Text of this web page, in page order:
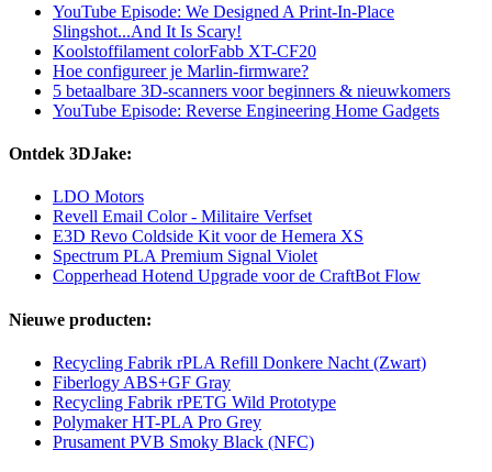
YouTube Episode: We Designed A Print-In-Place
Slingshot...And It Is Scary!
Koolstoffilament colorFabb XT-CF20
Hoe configureer je Marlin-firmware?
5 betaalbare 3D-scanners voor beginners & nieuwkomers
YouTube Episode: Reverse Engineering Home Gadgets
Ontdek 3DJake:
LDO Motors
Revell Email Color - Militaire Verfset
E3D Revo Coldside Kit voor de Hemera XS
Spectrum PLA Premium Signal Violet
Copperhead Hotend Upgrade voor de CraftBot Flow
Nieuwe producten:
Recycling Fabrik rPLA Refill Donkere Nacht (Zwart)
Fiberlogy ABS+GF Gray
Recycling Fabrik rPETG Wild Prototype
Polymaker HT-PLA Pro Grey
Prusament PVB Smoky Black (NFC)